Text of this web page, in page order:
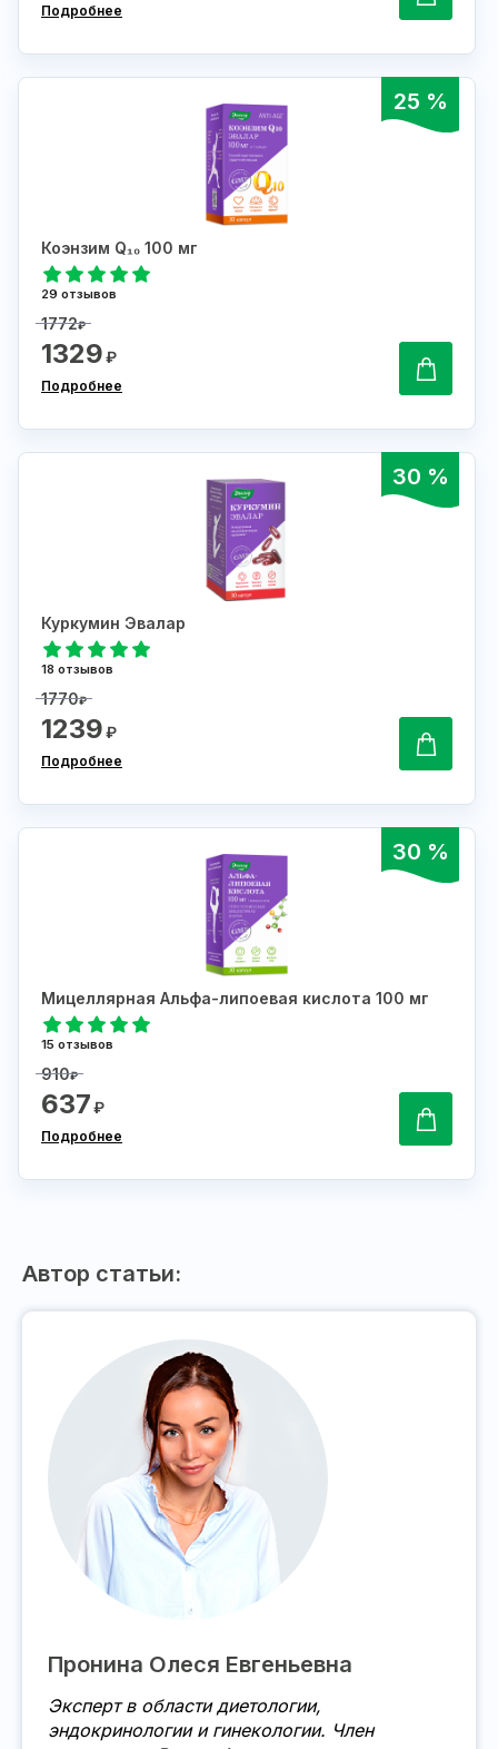
Подробнее
25 %
Коэнзим Q₁₀ 100 мг
29 отзывов
1772₽
1329₽
Подробнее
30 %
Куркумин Эвалар
18 отзывов
1770₽
1239₽
Подробнее
30 %
Мицеллярная Альфа-липоевая кислота 100 мг
15 отзывов
910₽
637₽
Подробнее
Автор статьи:
Пронина Олеся Евгеньевна
Эксперт в области диетологии,
эндокринологии и гинекологии. Член